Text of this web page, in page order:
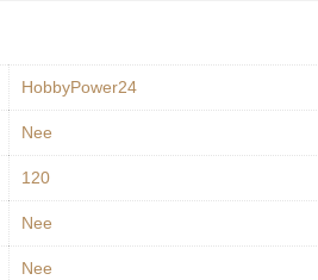
‎HobbyPower24
‎Nee
‎120
‎Nee
‎Nee